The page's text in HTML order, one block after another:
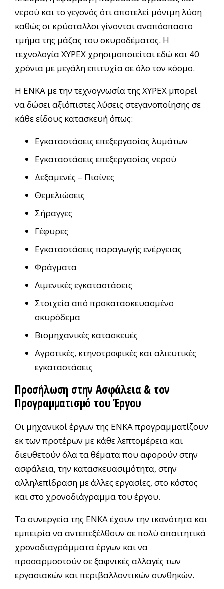
νερού και το γεγονός ότι αποτελεί μόνιμη λύση
καθώς οι κρύσταλλοι γίνονται αναπόσπαστο
τμήμα της μάζας του σκυροδέματος. Η
τεχνολογία XYPEX χρησιμοποιείται εδώ και 40
χρόνια με μεγάλη επιτυχία σε όλο τον κόσμο.
Η ΕΝΚΑ με την τεχνογνωσία της XYPEX μπορεί
να δώσει αξιόπιστες λύσεις στεγανοποίησης σε
κάθε είδους κατασκευή όπως:
Εγκαταστάσεις επεξεργασίας λυμάτων
Εγκαταστάσεις επεξεργασίας νερού
Δεξαμενές – Πισίνες
Θεμελιώσεις
Σήραγγες
Γέφυρες
Εγκαταστάσεις παραγωγής ενέργειας
Φράγματα
Λιμενικές εγκαταστάσεις
Στοιχεία από προκατασκευασμένο
σκυρόδεμα
Βιομηχανικές κατασκευές
Αγροτικές, κτηνοτροφικές και αλιευτικές
εγκαταστάσεις
Προσήλωση στην Ασφάλεια & τον
Προγραμματισμό του Έργου
Οι μηχανικοί έργων της ΕΝΚΑ προγραμματίζουν
εκ των προτέρων με κάθε λεπτομέρεια και
διευθετούν όλα τα θέματα που αφορούν στην
ασφάλεια, την κατασκευασιμότητα, στην
αλληλεπίδραση με άλλες εργασίες, στο κόστος
και στο χρονοδιάγραμμα του έργου.
Τα συνεργεία της ΕΝΚΑ έχουν την ικανότητα και
εμπειρία να αντεπεξέλθουν σε πολύ απαιτητικά
χρονοδιαγράμματα έργων και να
προσαρμοστούν σε ξαφνικές αλλαγές των
εργασιακών και περιβαλλοντικών συνθηκών.